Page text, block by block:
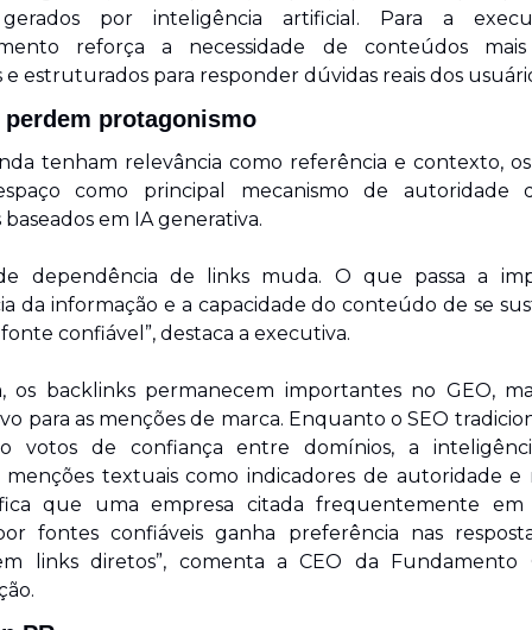
por inteligência artificial. Para a
reforça a necessidade de conteúdos mais
estruturados para responder dúvidas reais dos
protagonismo
tenham relevância como referência e contexto,
como principal mecanismo de autoridade
em IA generativa.
dependência de links muda. O que passa a
da informação e a capacidade do conteúdo de se
confiável”, destaca a executiva.
os backlinks permanecem importantes no GEO,
para as menções de marca. Enquanto o SEO
votos de confiança entre domínios, a
textuais como indicadores de autoridade e
que uma empresa citada frequentemente em
fontes confiáveis ganha preferência nas
links diretos”, comenta a CEO da Fundamento